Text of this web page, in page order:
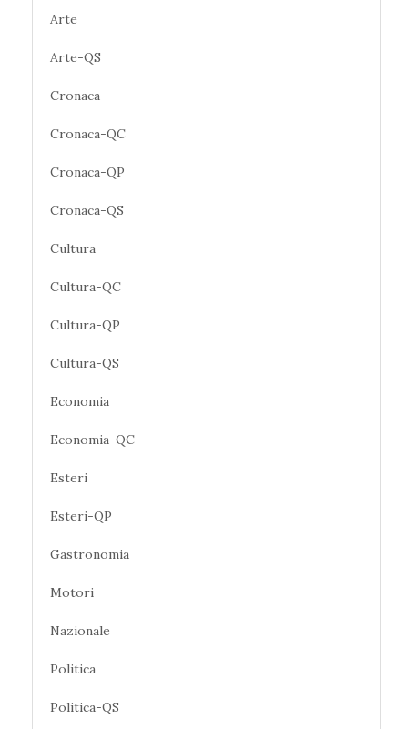
Arte
Arte-QS
Cronaca
Cronaca-QC
Cronaca-QP
Cronaca-QS
Cultura
Cultura-QC
Cultura-QP
Cultura-QS
Economia
Economia-QC
Esteri
Esteri-QP
Gastronomia
Motori
Nazionale
Politica
Politica-QS